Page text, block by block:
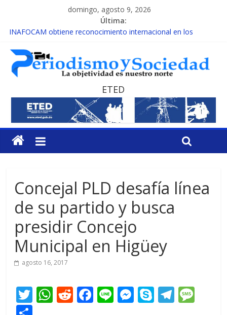
domingo, agosto 9, 2026
Última:
INAFOCAM obtiene reconocimiento internacional en los
15 de febrero de cada año es Día Nacional de la lucha contra el
cáncer infantil
EL ENFOQUE UNILATERAL DE LA COALICIÓN
MESCyT y Universidad Albizu apoyarán rehabilitación de
reclusos
MESCyT presenta calendario de Consulta Nacional por la
Educación
ETED
Concejal PLD desafía línea
de su partido y busca
presidir Concejo
Municipal en Higüey
agosto 16, 2017
T W R F Li M S T